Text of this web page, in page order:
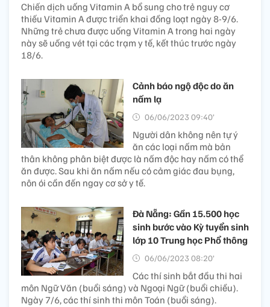
Chiến dịch uống Vitamin A bổ sung cho trẻ nguy cơ
thiếu Vitamin A được triển khai đồng loạt ngày 8-9/6.
Những trẻ chưa được uống Vitamin A trong hai ngày
này sẽ uống vét tại các trạm y tế, kết thúc trước ngày
18/6.
Cảnh báo ngộ độc do ăn
nấm lạ
06/06/2023 09:40’
Người dân không nên tự ý
ăn các loại nấm mà bản
thân không phân biệt được là nấm độc hay nấm có thể
ăn được. Sau khi ăn nấm nếu có cảm giác đau bụng,
nôn ói cần đến ngay cơ sở y tế.
Đà Nẵng: Gần 15.500 học
sinh bước vào Kỳ tuyển sinh
lớp 10 Trung học Phổ thông
06/06/2023 08:20’
Các thí sinh bắt đầu thi hai
môn Ngữ Văn (buổi sáng) và Ngoại Ngữ (buổi chiều).
Ngày 7/6, các thí sinh thi môn Toán (buổi sáng).